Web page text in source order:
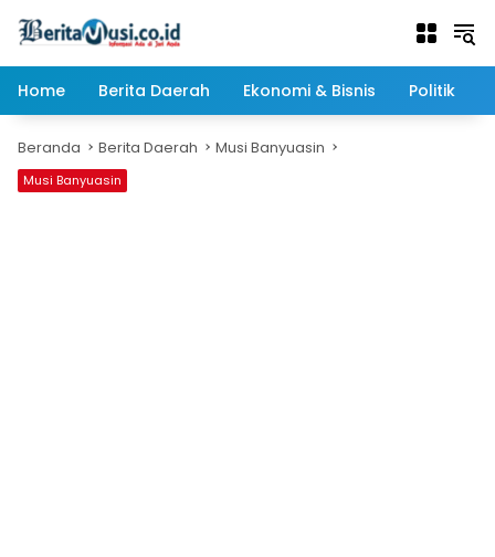
Home
Berita Daerah Ekonomi & Bisnis Politik
Beranda Berita Daerah Musi Banyuasin
Musi Banyuasin